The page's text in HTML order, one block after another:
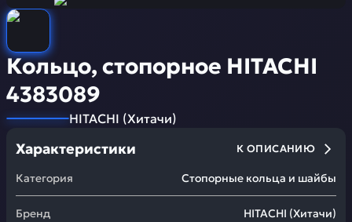
Кольцо, стопорное HITACHI
4383089
HITACHI (Хитачи)
Характеристики К ОПИСАНИЮ
Категория Стопорные кольца и шайбы
Бренд HITACHI (Хитачи)